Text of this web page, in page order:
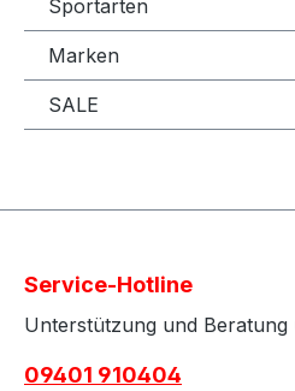
Sportarten
Marken
SALE
Service-Hotline
Unterstützung und Beratung
09401 910404